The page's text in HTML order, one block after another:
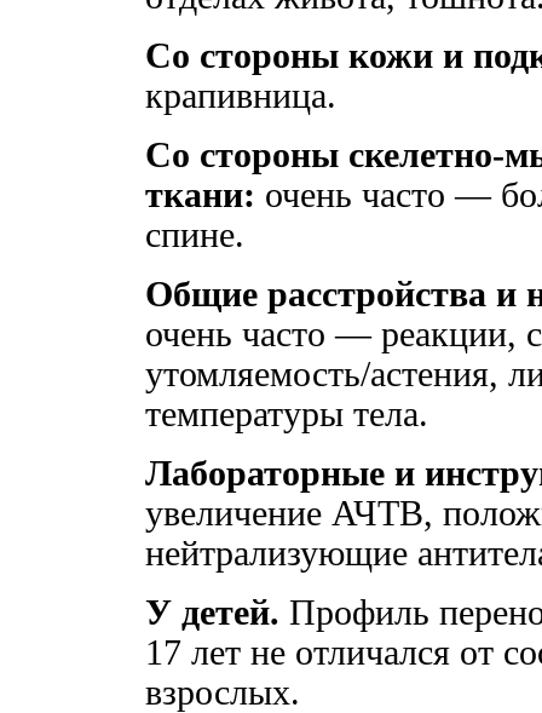
Со стороны кожи и
крапивница.
Со стороны скелетно-
ткани: очень часто —
спине.
Общие расстройства и
очень часто — реакции,
утомляемость/астения,
температуры тела.
Лабораторные и
увеличение АЧТВ,
нейтрализующие
У детей. Профиль
17 лет не отличался от
взрослых.